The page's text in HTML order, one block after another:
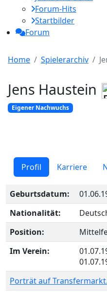
Forum-Hits
Startbilder
Forum
Home Spielerarchiv
Jens Haustein
Eigener Nachwuchs
Profil Karriere
Geburtsdatum:
Nationalität:
Position:
Im Verein:
Porträt auf